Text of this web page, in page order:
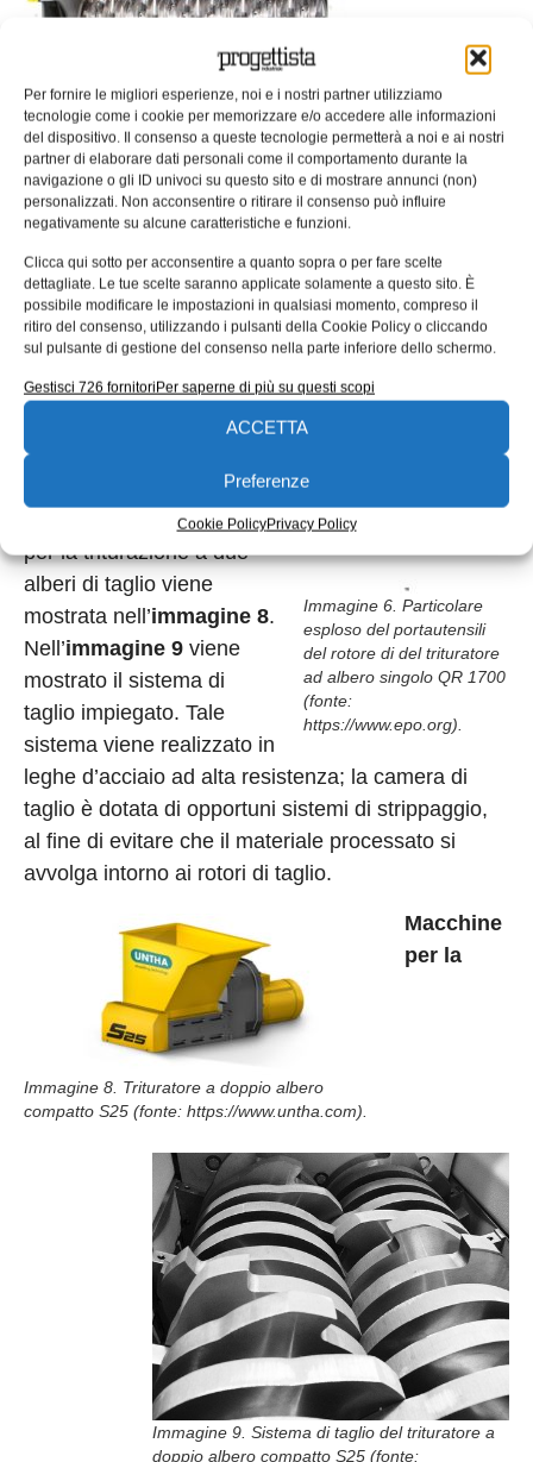
Per fornire le migliori esperienze, noi e i nostri partner utilizziamo
tecnologie come i cookie per memorizzare e/o accedere alle informazioni
del dispositivo. Il consenso a queste tecnologie permetterà a noi e ai nostri
partner di elaborare dati personali come il comportamento durante la
navigazione o gli ID univoci su questo sito e di mostrare annunci (non)
personalizzati. Non acconsentire o ritirare il consenso può influire
negativamente su alcune caratteristiche e funzioni.
Clicca qui sotto per acconsentire a quanto sopra o per fare scelte
dettagliate. Le tue scelte saranno applicate solamente a questo sito. È
possibile modificare le impostazioni in qualsiasi momento, compreso il
ritiro del consenso, utilizzando i pulsanti della Cookie Policy o cliccando
sul pulsante di gestione del consenso nella parte inferiore dello schermo.
Gestisci 726 fornitoriPer saperne di più su questi scopi
ACCETTA
Preferenze
Cookie PolicyPrivacy Policy
Immagine 7. Particolare delle barre di taglio
primarie e secondarie del trituratore ad albero
singolo QR 1400 (fonte: https://www.epo.org).
Immagine 6. Particolare
esploso del portautensili
del rotore di del trituratore
ad albero singolo QR 1700
(fonte:
https://www.epo.org).
triturazione a due alberi
di taglio
La tipologia di macchina
descritta nel paragrafo
quelle applicazioni che
prevedono alte velocità di
triturazione. Una macchina
per la triturazione a due
alberi di taglio viene
mostrata nell’immagine 8.
Nell’immagine 9 viene
mostrato il sistema di
taglio impiegato. Tale
sistema viene realizzato in
leghe d’acciaio ad alta resistenza; la camera di
taglio è dotata di opportuni sistemi di strippaggio,
al fine di evitare che il materiale processato si
avvolga intorno ai rotori di taglio.
Immagine 8. Trituratore a doppio albero
compatto S25 (fonte: https://www.untha.com).
Immagine 9. Sistema di taglio del trituratore a
doppio albero compatto S25 (fonte:
Macchine
per la